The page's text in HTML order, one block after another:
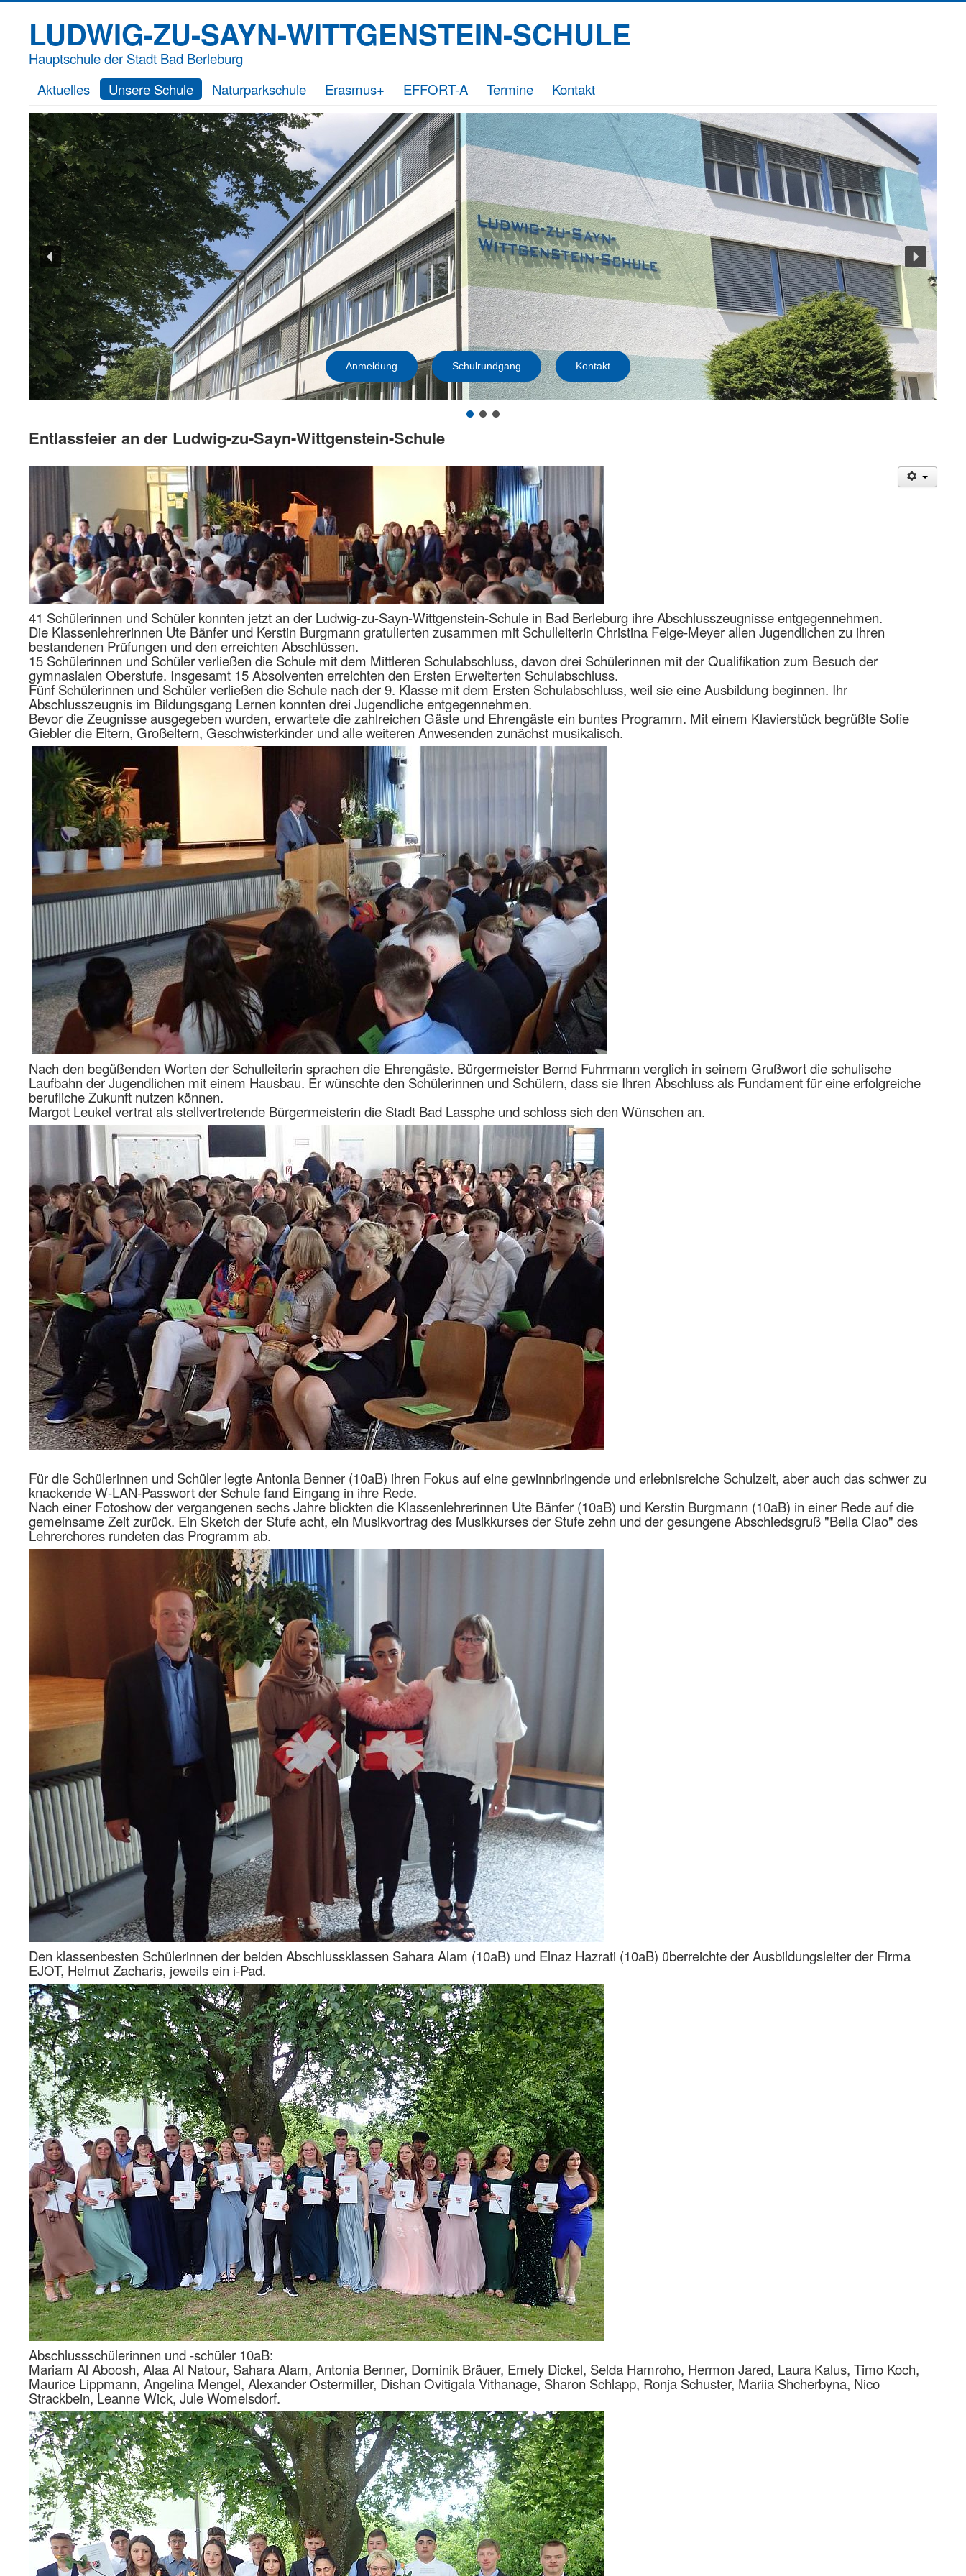
LUDWIG-ZU-SAYN-WITTGENSTEIN-SCHULE
Hauptschule der Stadt Bad Berleburg
Aktuelles
Unsere Schule Naturparkschule Erasmus+ EFFORT-A Termine Kontakt
Anmeldung Schulrundgang Kontakt
Entlassfeier an der Ludwig-zu-Sayn-Wittgenstein-Schule
41 Schülerinnen und Schüler konnten jetzt an der Ludwig-zu-Sayn-Wittgenstein-Schule in Bad Berleburg ihre Abschlusszeugnisse entgegennehmen.
Die Klassenlehrerinnen Ute Bänfer und Kerstin Burgmann gratulierten zusammen mit Schulleiterin Christina Feige-Meyer allen Jugendlichen zu ihren
bestandenen Prüfungen und den erreichten Abschlüssen.
15 Schülerinnen und Schüler verließen die Schule mit dem Mittleren Schulabschluss, davon drei Schülerinnen mit der Qualifikation zum Besuch der
gymnasialen Oberstufe. Insgesamt 15 Absolventen erreichten den Ersten Erweiterten Schulabschluss.
Fünf Schülerinnen und Schüler verließen die Schule nach der 9. Klasse mit dem Ersten Schulabschluss, weil sie eine Ausbildung beginnen. Ihr
Abschlusszeugnis im Bildungsgang Lernen konnten drei Jugendliche entgegennehmen.
Bevor die Zeugnisse ausgegeben wurden, erwartete die zahlreichen Gäste und Ehrengäste ein buntes Programm. Mit einem Klavierstück begrüßte Sofie
Giebler die Eltern, Großeltern, Geschwisterkinder und alle weiteren Anwesenden zunächst musikalisch.
Nach den begüßenden Worten der Schulleiterin sprachen die Ehrengäste. Bürgermeister Bernd Fuhrmann verglich in seinem Grußwort die schulische
Laufbahn der Jugendlichen mit einem Hausbau. Er wünschte den Schülerinnen und Schülern, dass sie Ihren Abschluss als Fundament für eine erfolgreiche
berufliche Zukunft nutzen können.
Margot Leukel vertrat als stellvertretende Bürgermeisterin die Stadt Bad Lassphe und schloss sich den Wünschen an.
Für die Schülerinnen und Schüler legte Antonia Benner (10aB) ihren Fokus auf eine gewinnbringende und erlebnisreiche Schulzeit, aber auch das schwer zu
knackende W-LAN-Passwort der Schule fand Eingang in ihre Rede.
Nach einer Fotoshow der vergangenen sechs Jahre blickten die Klassenlehrerinnen Ute Bänfer (10aB) und Kerstin Burgmann (10aB) in einer Rede auf die
gemeinsame Zeit zurück. Ein Sketch der Stufe acht, ein Musikvortrag des Musikkurses der Stufe zehn und der gesungene Abschiedsgruß "Bella Ciao" des
Lehrerchores rundeten das Programm ab.
Den klassenbesten Schülerinnen der beiden Abschlussklassen Sahara Alam (10aB) und Elnaz Hazrati (10aB) überreichte der Ausbildungsleiter der Firma
EJOT, Helmut Zacharis, jeweils ein i-Pad.
Abschlussschülerinnen und -schüler 10aB:
Mariam Al Aboosh, Alaa Al Natour, Sahara Alam, Antonia Benner, Dominik Bräuer, Emely Dickel, Selda Hamroho, Hermon Jared, Laura Kalus, Timo Koch,
Maurice Lippmann, Angelina Mengel, Alexander Ostermiller, Dishan Ovitigala Vithanage, Sharon Schlapp, Ronja Schuster, Mariia Shcherbyna, Nico
Strackbein, Leanne Wick, Jule Womelsdorf.